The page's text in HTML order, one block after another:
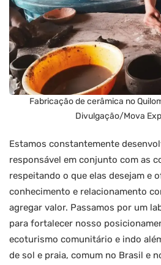
Fabricação de cerâmica no
Divulgação/Mova
Estamos constantemente
responsável em conjunto com as
respeitando o que elas desejam e
conhecimento e relacionamento
agregar valor. Passamos por um
para fortalecer nosso
ecoturismo comunitário e indo
de sol e praia, comum no Brasil e